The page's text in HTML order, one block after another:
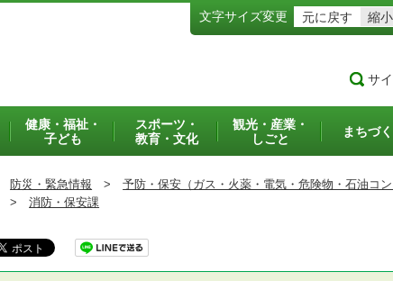
文字サイズ変更 元に戻す 縮小
サ
健康・福祉・
子ども
スポーツ・
教育・文化
観光・産業・
しごと
まちづ
防災・緊急情報 >
予防・保安（ガス・火薬・電気・危険物・石油コ
> 消防・保安課